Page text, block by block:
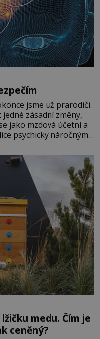
jsme už prarodiči.
zásadní změny,
jako mzdová účetní a
psychicky náročným
týče. Dalo by se
medu. Čím je
ceněný?